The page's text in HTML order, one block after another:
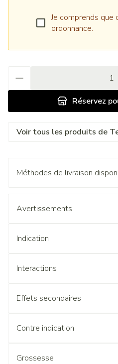
Je comprends que
ordonnance.
Réservez
Voir tous les produits de
Méthodes de livraison
Avertissements
Indication
Interactions
Effets secondaires
Contre indication
Grossesse